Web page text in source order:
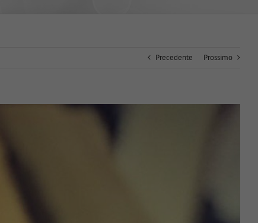
Precedente Prossimo